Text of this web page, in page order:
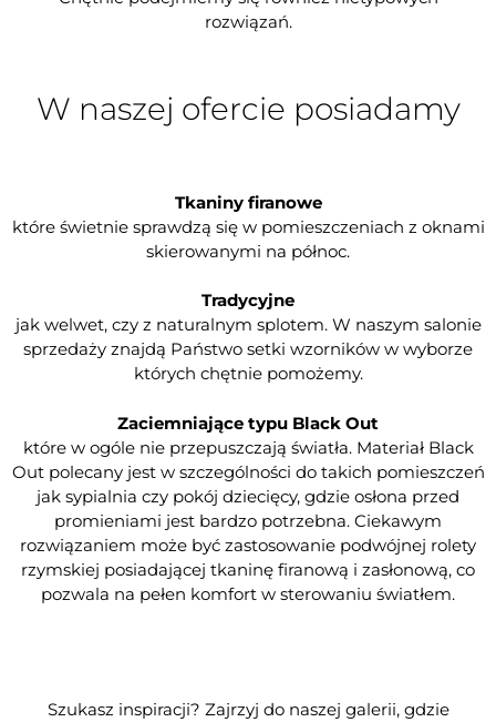
rozwiązań.
W naszej ofercie posiadamy
Tkaniny firanowe
które świetnie sprawdzą się w pomieszczeniach z oknami
skierowanymi na północ.
Tradycyjne
jak welwet, czy z naturalnym splotem. W naszym salonie
sprzedaży znajdą Państwo setki wzorników w wyborze
których chętnie pomożemy.
Zaciemniające typu Black Out
które w ogóle nie przepuszczają światła. Materiał Black
Out polecany jest w szczególności do takich pomieszczeń
jak sypialnia czy pokój dziecięcy, gdzie osłona przed
promieniami jest bardzo potrzebna. Ciekawym
rozwiązaniem może być zastosowanie podwójnej rolety
rzymskiej posiadającej tkaninę firanową i zasłonową, co
pozwala na pełen komfort w sterowaniu światłem.
Szukasz inspiracji? Zajrzyj do naszej galerii, gdzie